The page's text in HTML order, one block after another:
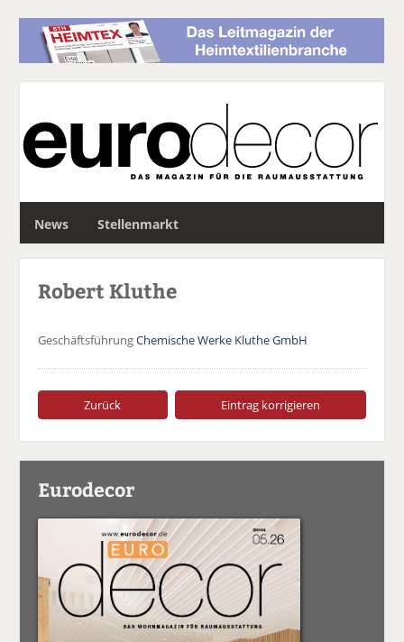
News Stellenmarkt
c
Robert Kluthe
GeschäftsführungChemische Werke Kluthe GmbH
Zurück Eintrag korrigieren
Eurodecor